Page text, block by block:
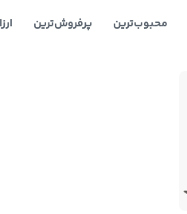
محبوب‌‌ترین پرفروش‌ترین